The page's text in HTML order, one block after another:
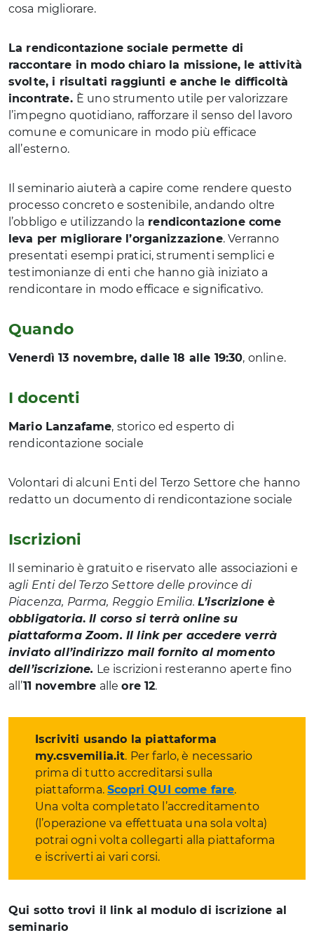
cosa migliorare.
La rendicontazione sociale permette di
raccontare in modo chiaro la missione, le attività
svolte, i risultati raggiunti e anche le difficoltà
incontrate. È uno strumento utile per valorizzare
l’impegno quotidiano, rafforzare il senso del lavoro
comune e comunicare in modo più efficace
all’esterno.
Il seminario aiuterà a capire come rendere questo
processo concreto e sostenibile, andando oltre
l’obbligo e utilizzando la rendicontazione come
leva per migliorare l’organizzazione. Verranno
presentati esempi pratici, strumenti semplici e
testimonianze di enti che hanno già iniziato a
rendicontare in modo efficace e significativo.
Quando
Venerdì 13 novembre, dalle 18 alle 19:30, online.
I docenti
Mario Lanzafame, storico ed esperto di
rendicontazione sociale
Volontari di alcuni Enti del Terzo Settore che hanno
redatto un documento di rendicontazione sociale
Iscrizioni
Il seminario è gratuito e riservato alle associazioni e
agli Enti del Terzo Settore delle province di
Piacenza, Parma, Reggio Emilia.L’iscrizione è
obbligatoria.Il corso si terrà online su
piattaforma Zoom. Il link per accedere verrà
inviato all’indirizzo mail fornito al momento
dell’iscrizione. Le iscrizioni resteranno aperte fino
all’11 novembre alleore 12.
Iscriviti usando la piattaforma
my.csvemilia.it. Per farlo, è necessario
prima di tutto accreditarsi sulla
piattaforma.Scopri QUI come fare.
Una volta completato l’accreditamento
(l’operazione va effettuata una sola volta)
potrai ogni volta collegarti alla piattaforma
e iscriverti ai vari corsi.
Qui sotto trovi il link al modulo di iscrizione al
seminario